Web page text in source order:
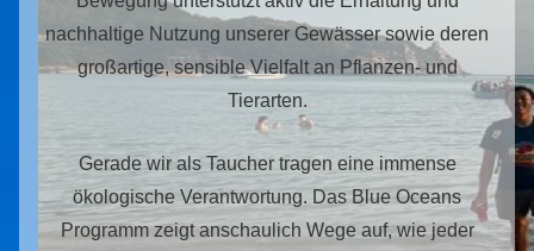
nachhaltige Nutzung unserer Gewässer sowie deren
großartige, sensible Vielfalt an Pflanzen- und
Tierarten.
Gerade wir als Taucher tragen eine immense
ökologische Verantwortung. Das Blue Oceans
Programm zeigt anschaulich Wege auf, wie jeder